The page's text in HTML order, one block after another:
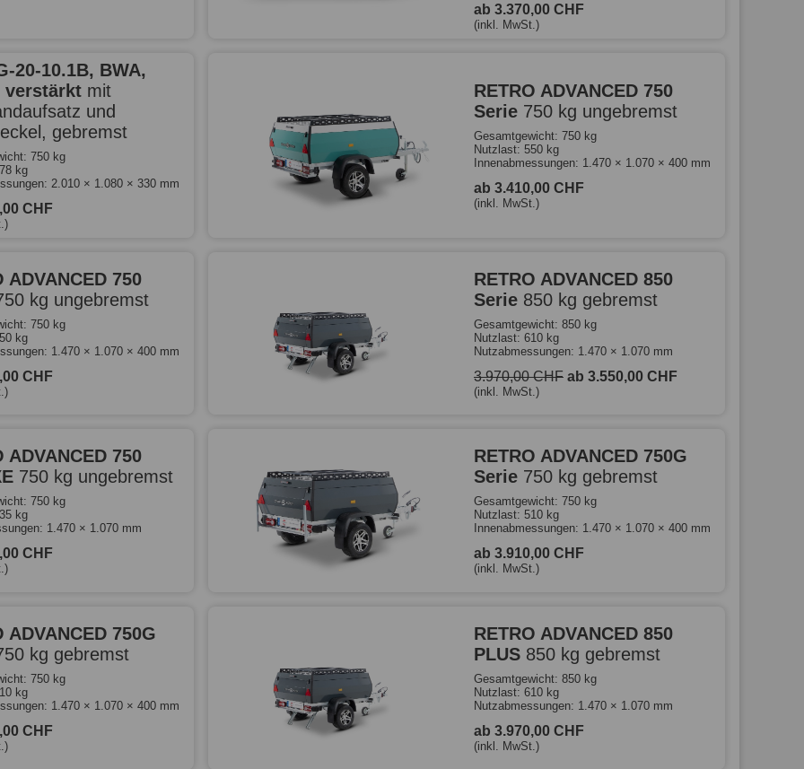
ab 3.370,00 CHF
(inkl. MwSt.)
20-10.1B, BWA,
verstärkt mit
und
gebremst
750 kg
kg
2.010 × 1.080 × 330 mm
CHF
RETRO ADVANCED 750
Serie 750 kg ungebremst
Gesamtgewicht: 750 kg
Nutzlast: 550 kg
Innenabmessungen: 1.470 × 1.070 × 400 mm
ab 3.410,00 CHF
(inkl. MwSt.)
ADVANCED 750
kg ungebremst
750 kg
kg
1.470 × 1.070 × 400 mm
CHF
RETRO ADVANCED 850
Serie 850 kg gebremst
Gesamtgewicht: 850 kg
Nutzlast: 610 kg
Nutzabmessungen: 1.470 × 1.070 mm
3.970,00 CHF ab 3.550,00 CHF
(inkl. MwSt.)
ADVANCED 750
750 kg ungebremst
750 kg
kg
1.470 × 1.070 mm
CHF
RETRO ADVANCED 750G
Serie 750 kg gebremst
Gesamtgewicht: 750 kg
Nutzlast: 510 kg
Innenabmessungen: 1.470 × 1.070 × 400 mm
ab 3.910,00 CHF
(inkl. MwSt.)
ADVANCED 750G
kg gebremst
750 kg
kg
1.470 × 1.070 × 400 mm
CHF
RETRO ADVANCED 850
PLUS 850 kg gebremst
Gesamtgewicht: 850 kg
Nutzlast: 610 kg
Nutzabmessungen: 1.470 × 1.070 mm
ab 3.970,00 CHF
(inkl. MwSt.)